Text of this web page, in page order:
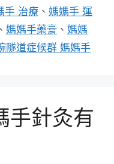
手 治療 、媽媽手 運
、 媽媽手藥膏 、 媽媽
隧道症候群 媽媽手
手針灸有